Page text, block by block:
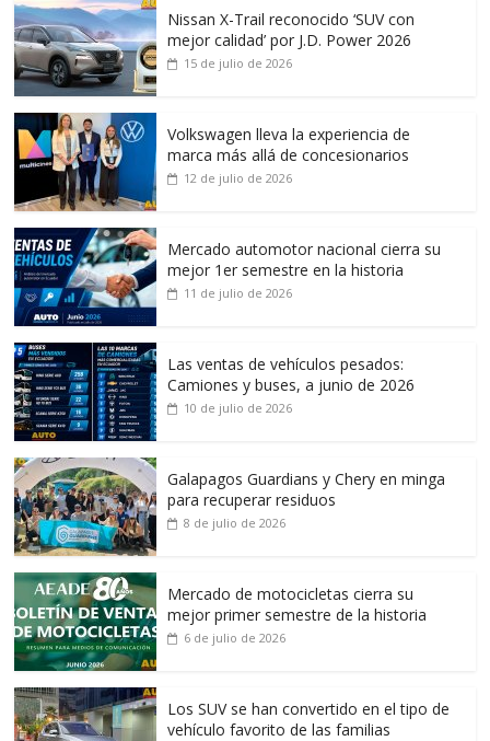
Nissan X-Trail reconocido ‘SUV con
mejor calidad’ por J.D. Power 2026
15 de julio de 2026
Volkswagen lleva la experiencia de
marca más allá de concesionarios
12 de julio de 2026
Mercado automotor nacional cierra su
mejor 1er semestre en la historia
11 de julio de 2026
Las ventas de vehículos pesados:
Camiones y buses, a junio de 2026
10 de julio de 2026
Galapagos Guardians y Chery en minga
para recuperar residuos
8 de julio de 2026
Mercado de motocicletas cierra su
mejor primer semestre de la historia
6 de julio de 2026
Los SUV se han convertido en el tipo de
vehículo favorito de las familias